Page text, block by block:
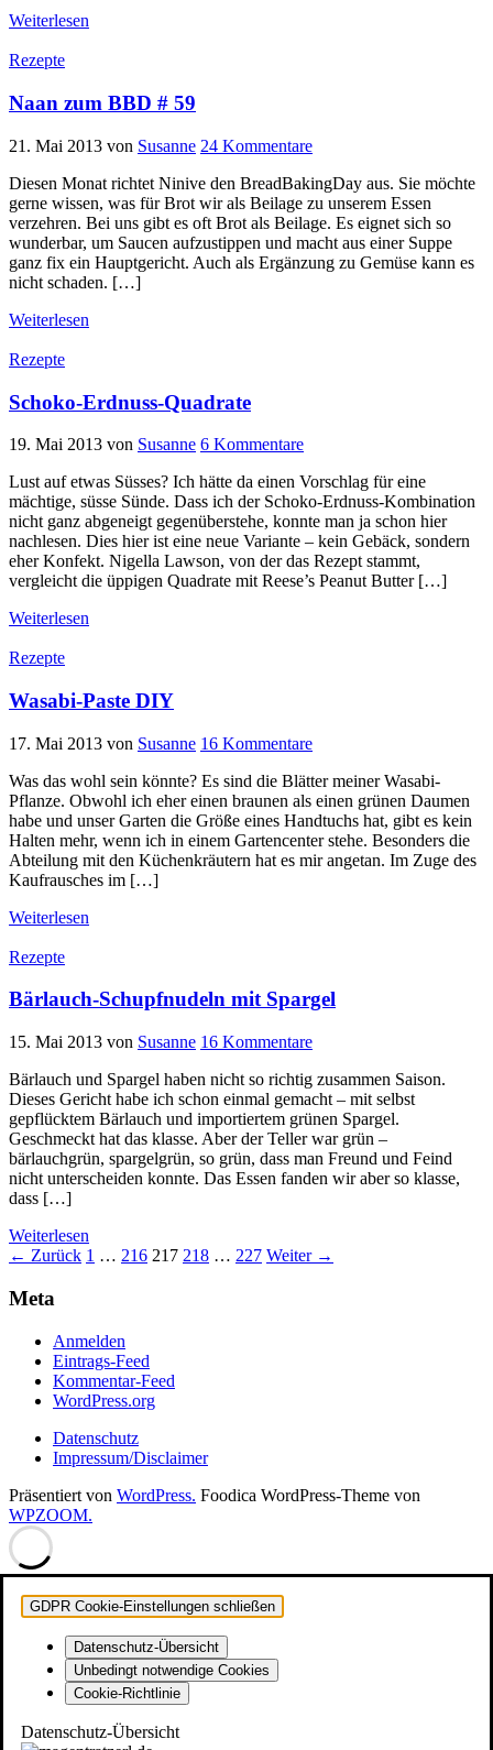
Weiterlesen
Rezepte
Naan zum BBD # 59
21. Mai 2013 von Susanne 24 Kommentare
Diesen Monat richtet Ninive den BreadBakingDay aus. Sie möchte
gerne wissen, was für Brot wir als Beilage zu unserem Essen
verzehren. Bei uns gibt es oft Brot als Beilage. Es eignet sich so
wunderbar, um Saucen aufzustippen und macht aus einer Suppe
ganz fix ein Hauptgericht. Auch als Ergänzung zu Gemüse kann es
nicht schaden. […]
Weiterlesen
Rezepte
Schoko-Erdnuss-Quadrate
19. Mai 2013 von Susanne 6 Kommentare
Lust auf etwas Süsses? Ich hätte da einen Vorschlag für eine
mächtige, süsse Sünde. Dass ich der Schoko-Erdnuss-Kombination
nicht ganz abgeneigt gegenüberstehe, konnte man ja schon hier
nachlesen. Dies hier ist eine neue Variante – kein Gebäck, sondern
eher Konfekt. Nigella Lawson, von der das Rezept stammt,
vergleicht die üppigen Quadrate mit Reese’s Peanut Butter […]
Weiterlesen
Rezepte
Wasabi-Paste DIY
17. Mai 2013 von Susanne 16 Kommentare
Was das wohl sein könnte? Es sind die Blätter meiner Wasabi-
Pflanze. Obwohl ich eher einen braunen als einen grünen Daumen
habe und unser Garten die Größe eines Handtuchs hat, gibt es kein
Halten mehr, wenn ich in einem Gartencenter stehe. Besonders die
Abteilung mit den Küchenkräutern hat es mir angetan. Im Zuge des
Kaufrausches im […]
Weiterlesen
Rezepte
Bärlauch-Schupfnudeln mit Spargel
15. Mai 2013 von Susanne 16 Kommentare
Bärlauch und Spargel haben nicht so richtig zusammen Saison.
Dieses Gericht habe ich schon einmal gemacht – mit selbst
gepflücktem Bärlauch und importiertem grünen Spargel.
Geschmeckt hat das klasse. Aber der Teller war grün –
bärlauchgrün, spargelgrün, so grün, dass man Freund und Feind
nicht unterscheiden konnte. Das Essen fanden wir aber so klasse,
dass […]
Weiterlesen
Seitennummerierung
der
← Zurück 1 … 216 217 218 … 227 Weiter →
Meta
Anmelden
Eintrags-Feed
Kommentar-Feed
WordPress.org
Datenschutz
Impressum/Disclaimer
Präsentiert von WordPress. Foodica WordPress-Theme von
WPZOOM.
GDPR Cookie-Einstellungen schließen
Datenschutz-Übersicht
Unbedingt notwendige Cookies
Cookie-Richtlinie
Datenschutz-Übersicht